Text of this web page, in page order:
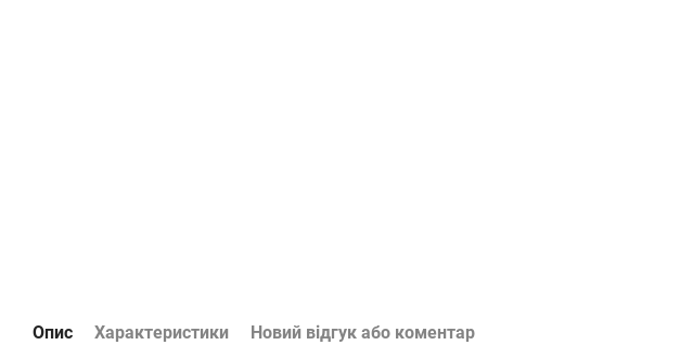
Опис Характеристики Новий відгук або коментар